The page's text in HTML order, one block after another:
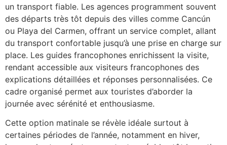
un transport fiable. Les agences programment souvent
des départs très tôt depuis des villes comme Cancún
ou Playa del Carmen, offrant un service complet, allant
du transport confortable jusqu’à une prise en charge sur
place. Les guides francophones enrichissent la visite,
rendant accessible aux visiteurs francophones des
explications détaillées et réponses personnalisées. Ce
cadre organisé permet aux touristes d’aborder la
journée avec sérénité et enthousiasme.
Cette option matinale se révèle idéale surtout à
certaines périodes de l’année, notamment en hiver,